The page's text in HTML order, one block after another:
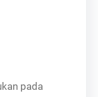
pada